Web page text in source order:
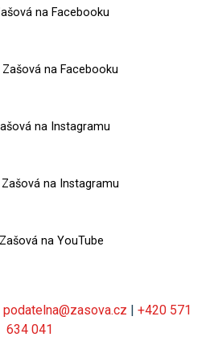
na Facebooku
Zašová na Facebooku
na Instagramu
Zašová na Instagramu
Zašová na YouTube
podatelna@zasova.cz | +420 571
634 041